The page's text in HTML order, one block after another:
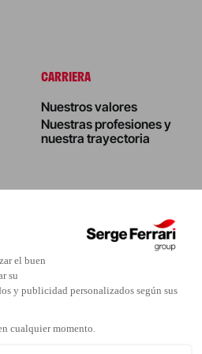
CARRIERA
Nuestros valores
Nuestras profesiones y
nuestra trayectoria